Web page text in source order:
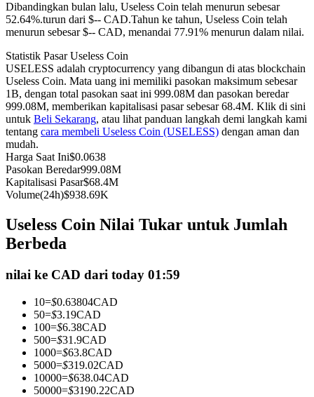
USDC Berjangka
Kontrak berjangka menggunakan USDC sebagai jaminannya
Copy Trading
Bergabunglah dengan pedagang top
Menjadi Pedagang Salinan
Nikmati pembagian keuntungan dan komisi copy trading
Dibandingkan bulan lalu, Useless Coin telah menurun sebesar
52.64%.turun dari $-- CAD.Tahun ke tahun, Useless Coin telah
menurun sebesar $-- CAD, menandai 77.91% menurun dalam nilai.
Statistik Pasar Useless Coin
USELESS adalah cryptocurrency yang dibangun di atas blockchain
Useless Coin. Mata uang ini memiliki pasokan maksimum sebesar
1B, dengan total pasokan saat ini 999.08M dan pasokan beredar
999.08M, memberikan kapitalisasi pasar sebesar 68.4M. Klik di sini
untuk Beli Sekarang, atau lihat panduan langkah demi langkah kami
tentang cara membeli Useless Coin (USELESS) dengan aman dan
mudah.
Harga Saat Ini$0.0638
Pasokan Beredar999.08M
Kapitalisasi Pasar$68.4M
Volume(24h)$938.69K
Useless Coin Nilai Tukar untuk Jumlah
Berbeda
nilai ke CAD dari today 01:59
10=$0.63804CAD
50=$3.19CAD
100=$6.38CAD
500=$31.9CAD
1000=$63.8CAD
5000=$319.02CAD
10000=$638.04CAD
50000=$3190.22CAD